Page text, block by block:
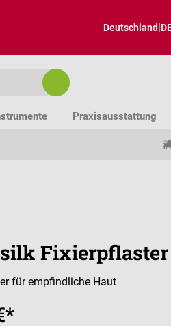
Deutschland|
Praxisausstattung
Fixierpflaster
für empfindliche Haut